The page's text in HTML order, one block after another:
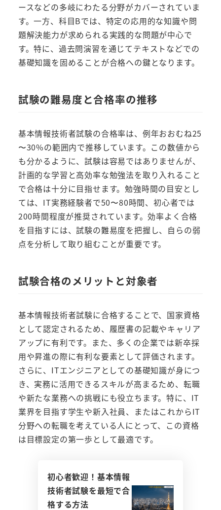
ースなどの多岐にわたる分野がカバーされていま
す。一方、科目Bでは、特定の応用的な知識や問
題解決能力が求められる実践的な問題が中心で
す。特に、過去問演習を通じてテキストなどでの
基礎知識を固めることが合格への鍵となります。
試験の難易度と合格率の推移
基本情報技術者試験の合格率は、例年おおむね25
〜30%の範囲内で推移しています。この数値から
も分かるように、試験は容易ではありませんが、
計画的な学習と高効率な勉強法を取り入れること
で合格は十分に目指せます。勉強時間の目安とし
ては、IT実務経験者で50〜80時間、初心者では
200時間程度が推奨されています。効率よく合格
を目指すには、試験の難易度を把握し、自らの弱
点を分析して取り組むことが重要です。
試験合格のメリットと対象者
基本情報技術者試験に合格することで、国家資格
として認定されるため、履歴書の記載やキャリア
アップに有利です。また、多くの企業では新卒採
用や昇進の際に有利な要素として評価されます。
さらに、ITエンジニアとしての基礎知識が身につ
き、実務に活用できるスキルが高まるため、転職
や新たな業務への挑戦にも役立ちます。特に、IT
業界を目指す学生や新入社員、またはこれからIT
分野への転職を考えている人にとって、この資格
は目標設定の第一歩として最適です。
初心者歓迎！基本情報
技術者試験を最短で合
格する方法